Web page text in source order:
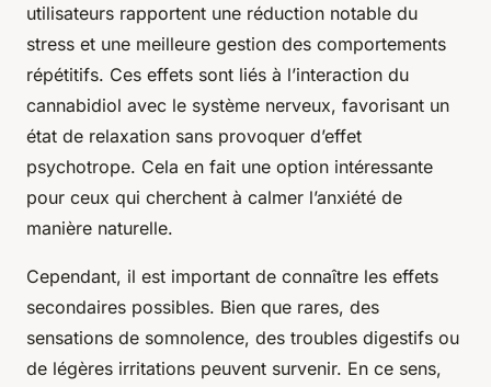
utilisateurs rapportent une réduction notable du
stress et une meilleure gestion des comportements
répétitifs. Ces effets sont liés à l’interaction du
cannabidiol avec le système nerveux, favorisant un
état de relaxation sans provoquer d’effet
psychotrope. Cela en fait une option intéressante
pour ceux qui cherchent à calmer l’anxiété de
manière naturelle.
Cependant, il est important de connaître les effets
secondaires possibles. Bien que rares, des
sensations de somnolence, des troubles digestifs ou
de légères irritations peuvent survenir. En ce sens,